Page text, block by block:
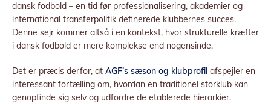
dansk fodbold – en tid før professionalisering, akademier og
international transferpolitik definerede klubbernes succes.
Denne sejr kommer altså i en kontekst, hvor strukturelle kræfter
i dansk fodbold er mere komplekse end nogensinde.
Det er præcis derfor, at AGF’s sæson og klubprofil afspejler en
interessant fortælling om, hvordan en traditionel storklub kan
genopfinde sig selv og udfordre de etablerede hierarkier.